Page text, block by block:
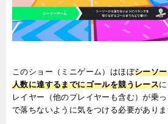
このショー（ミニゲーム）はほぼシーソー
人数に達するまでにゴールを競うレース
レイヤー（他のプレイヤーも含む）が乗
で落ちないように気をつける必要がありま